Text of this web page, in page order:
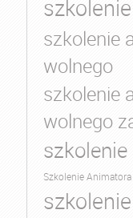
szkolenie
wolnego
szkolenie
wolnego
Szkolenie